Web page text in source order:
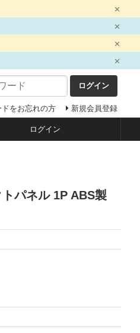
ログイン
をお忘れの方 新規会員登録
ログイン
パネル 1P ABS製